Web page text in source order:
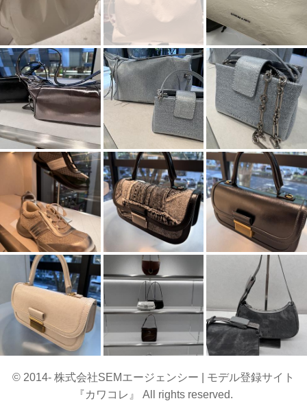
© 2014- 株式会社SEMエージェンシー | モデル登録サイト
『カワコレ』 All rights reserved.